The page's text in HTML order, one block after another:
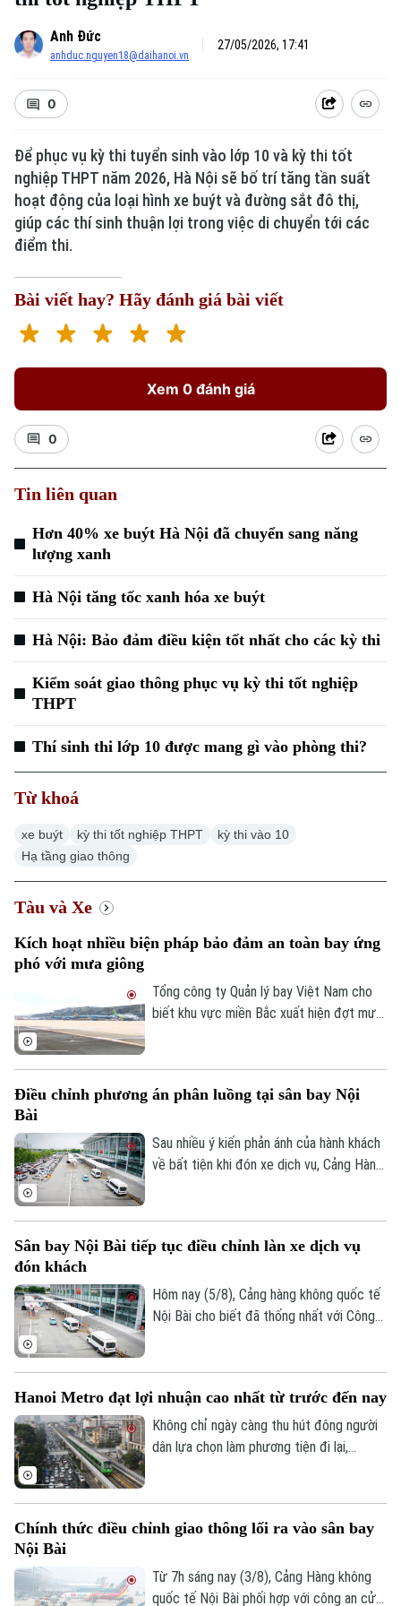
Xu hướng
Chuyên mục
Thời sự
Hà Nội
Chính trị
Hà Nội
Nhịp sống Hà Nội
Anh Đức
anhduc.nguyen18@daihanoi.vn
27/05/2026, 17:41
0
Để phục vụ kỳ thi tuyển sinh vào lớp 10 và kỳ thi tốt
nghiệp THPT năm 2026, Hà Nội sẽ bố trí tăng tần suất
hoạt động của loại hình xe buýt và đường sắt đô thị,
giúp các thí sinh thuận lợi trong việc di chuyển tới các
điểm thi.
Bài viết hay? Hãy đánh giá bài viết
Xem 0 đánh giá
0
Tin liên quan
Hơn 40% xe buýt Hà Nội đã chuyển sang năng
lượng xanh
Hà Nội tăng tốc xanh hóa xe buýt
Hà Nội: Bảo đảm điều kiện tốt nhất cho các kỳ thi
Kiểm soát giao thông phục vụ kỳ thi tốt nghiệp
THPT
Thí sinh thi lớp 10 được mang gì vào phòng thi?
Từ khoá
xe buýt kỳ thi tốt nghiệp THPT
kỳ thi vào 10
Hạ tầng giao thông
Tàu và Xe
Kích hoạt nhiều biện pháp bảo đảm an toàn bay ứng
phó với mưa giông
Tổng công ty Quản lý bay Việt Nam cho
biết khu vực miền Bắc xuất hiện đợt mưa
khiến nhiều chuyến bay phải bay chờ, điều
Điều chỉnh phương án phân luồng tại sân bay Nội
Bài
Sau nhiều ý kiến phản ánh của hành khách
về bất tiện khi đón xe dịch vụ, Cảng Hàng
bổ sung lực lượng hỗ trợ ngay tại nhà ga.
Sân bay Nội Bài tiếp tục điều chỉnh làn xe dịch vụ
đón khách
Hôm nay (5/8), Cảng hàng không quốc tế
Nội Bài cho biết đã thống nhất với Công
những bất tiện.
Hanoi Metro đạt lợi nhuận cao nhất từ trước đến nay
Không chỉ ngày càng thu hút đông người
dân lựa chọn làm phương tiện đi lại,
Metro đạt mức lợi nhuận cao nhất từ
đầu năm.
Chính thức điều chỉnh giao thông lối ra vào sân bay
Nội Bài
Từ 7h sáng nay (3/8), Cảng Hàng không
quốc tế Nội Bài phối hợp với công an cửa